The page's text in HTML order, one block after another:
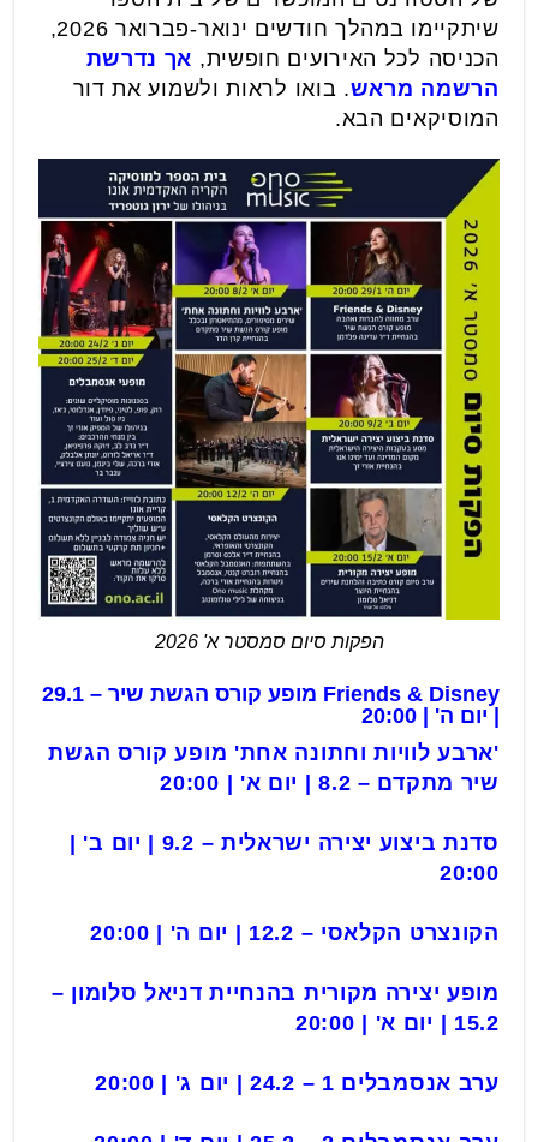
שיתקיימו במהלך חודשים ינואר-פברואר 2026,
הכניסה לכל האירועים חופשית, אך נדרשת
הרשמה מראש. בואו לראות ולשמוע את דור
המוסיקאים הבא.
הפקות סיום סמסטר א' 2026
Friends & Disney מופע קורס הגשת שיר – 29.1
| יום ה' | 20:00
'ארבע לוויות וחתונה אחת' מופע קורס הגשת
שיר מתקדם –8.2 | יום א' | 20:00
סדנת ביצוע יצירה ישראלית – 9.2 | יום ב' |
20:00
הקונצרט הקלאסי – 12.2 | יום ה' | 20:00
מופע יצירה מקורית בהנחיית דניאל סלומון –
15.2 | יום א' | 20:00
ערב אנסמבלים 1 – 24.2 | יום ג' | 20:00